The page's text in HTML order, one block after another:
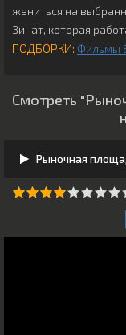
жениться на
Зинат, которая
ПОДБОРКИ: Фильмы
Смотреть
Рыночная